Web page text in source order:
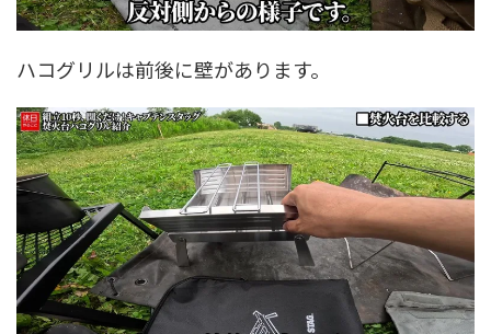
ハコグリルは前後に壁があります。